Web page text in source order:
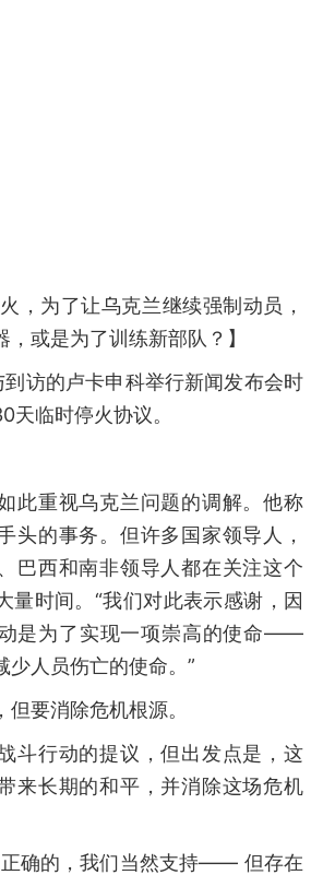
，为了让乌克兰继续强制动员，
或是为了训练新部队？】
访的卢卡申科举行新闻发布会时
天临时停火协议。
此重视乌克兰问题的调解。他称
头的事务。但许多国家领导人，
巴西和南非领导人都在关注这个
量时间。“我们对此表示感谢，因
是为了实现一项崇高的使命——
少人员伤亡的使命。”
要消除危机根源。
斗行动的提议，但出发点是，这
来长期的和平，并消除这场危机
正确的，我们当然支持—— 但存在